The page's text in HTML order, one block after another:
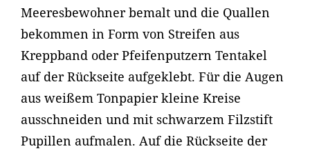
Meeresbewohner bemalt und die Quallen
bekommen in Form von Streifen aus
Kreppband oder Pfeifenputzern Tentakel
auf der Rückseite aufgeklebt. Für die Augen
aus weißem Tonpapier kleine Kreise
ausschneiden und mit schwarzem Filzstift
Pupillen aufmalen. Auf die Rückseite der